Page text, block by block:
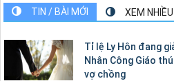
TIN / BÀI MỚI XEM NHIỀU
Tỉ lệ Ly Hôn đang
Nhân Công Giáo
vợ chồng